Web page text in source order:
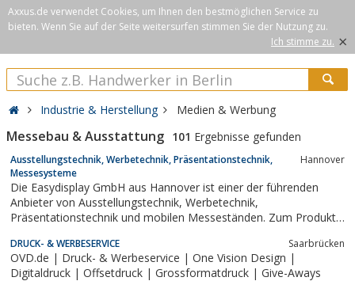
Axxus.de verwendet Cookies, um Ihnen den bestmöglichen Service zu
bieten. Wenn Sie auf der Seite weitersurfen stimmen Sie der Nutzung zu.
Ich stimme zu. ×
Industrie & Herstellung Medien & Werbung
Messebau & Ausstattung 101 Ergebnisse gefunden
Ausstellungstechnik, Werbetechnik, Präsentationstechnik,
Messesysteme
Hannover
Die Easydisplay GmbH aus Hannover ist einer der führenden
Anbieter von Ausstellungstechnik, Werbetechnik,
Präsentationstechnik und mobilen Messeständen. Zum Produkt-
Promotiontheken und faltbare Prospektständer. Weitere
Serviceleistungen, die angeboten werden,...
DRUCK- & WERBESERVICE Saarbrücken
OVD.de | Druck- & Werbeservice | One Vision Design |
Digitaldruck | Offsetdruck | Grossformatdruck | Give-Aways